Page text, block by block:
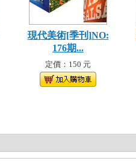
現代美術[季刊]NO:
176期...
定價：150 元